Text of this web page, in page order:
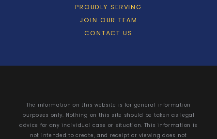
PROUDLY SERVING
JOIN OUR TEAM
CONTACT US
The information on this website is for general information
purposes only. Nothing on this site should be taken as legal
advice for any individual case or situation. This information is
not intended to create, and receipt or viewing does not